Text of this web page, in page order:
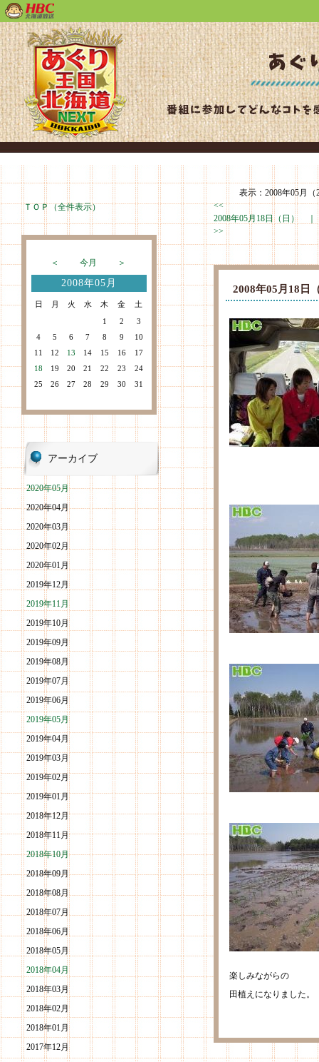
ＴＯＰ（全件表示）
＜ 今月 ＞
2008年05月
日 月 火 水 木 金
土
1
2
3
4
5 6 7 8 9
10
11
12 13 14 15 16
17
18
19 20 21 22 23
24
25
26 27 28 29 30 31
アーカイブ
2020年05月
2020年04月
2020年03月
2020年02月
2020年01月
2019年12月
2019年11月
2019年10月
2019年09月
2019年08月
2019年07月
2019年06月
2019年05月
2019年04月
2019年03月
2019年02月
2019年01月
2018年12月
2018年11月
2018年10月
2018年09月
2018年08月
2018年07月
2018年06月
2018年05月
2018年04月
2018年03月
2018年02月
2018年01月
2017年12月
表示：2008年05月（
<<
2008年05月18日（日）
>>
2008年05月18
楽しみながらの
田植えになりました。